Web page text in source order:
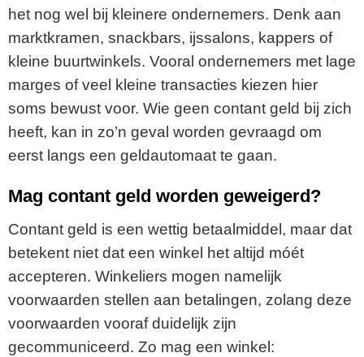
het nog wel bij kleinere ondernemers. Denk aan
marktkramen, snackbars, ijssalons, kappers of
kleine buurtwinkels. Vooral ondernemers met lage
marges of veel kleine transacties kiezen hier
soms bewust voor. Wie geen contant geld bij zich
heeft, kan in zo’n geval worden gevraagd om
eerst langs een geldautomaat te gaan.
Mag contant geld worden geweigerd?
Contant geld is een wettig betaalmiddel, maar dat
betekent niet dat een winkel het altijd móét
accepteren. Winkeliers mogen namelijk
voorwaarden stellen aan betalingen, zolang deze
voorwaarden vooraf duidelijk zijn
gecommuniceerd. Zo mag een winkel: